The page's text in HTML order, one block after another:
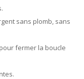
sans plomb, sans
fermer la boucle